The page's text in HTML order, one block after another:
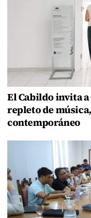
El Cabildo invita
repleto de
contemporáneo